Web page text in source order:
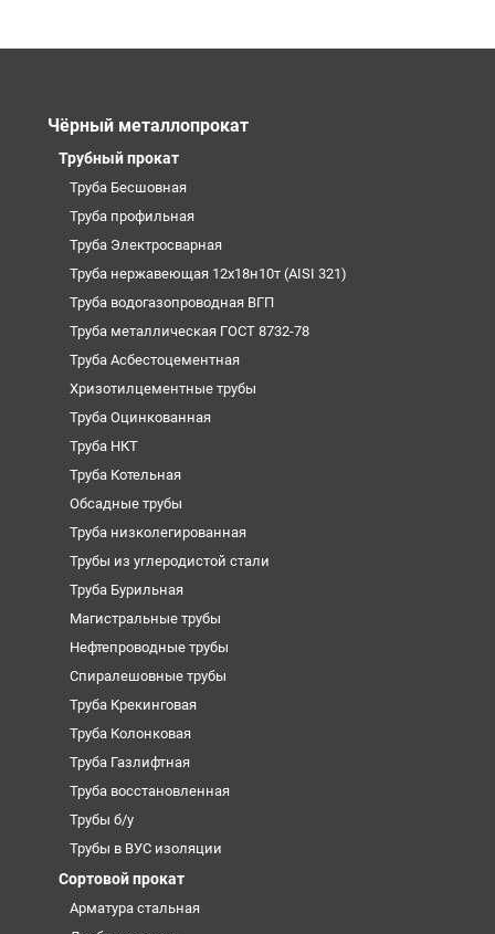
Чёрный металлопрокат
Трубный прокат
Труба Бесшовная
Труба профильная
Труба Электросварная
Труба нержавеющая 12х18н10т (AISI 321)
Труба водогазопроводная ВГП
Труба металлическая ГОСТ 8732-78
Труба Асбестоцементная
Хризотилцементные трубы
Труба Оцинкованная
Труба НКТ
Труба Котельная
Обсадные трубы
Труба низколегированная
Трубы из углеродистой стали
Труба Бурильная
Магистральные трубы
Нефтепроводные трубы
Спиралешовные трубы
Труба Крекинговая
Труба Колонковая
Труба Газлифтная
Труба восстановленная
Трубы б/у
Трубы в ВУС изоляции
Сортовой прокат
Арматура стальная